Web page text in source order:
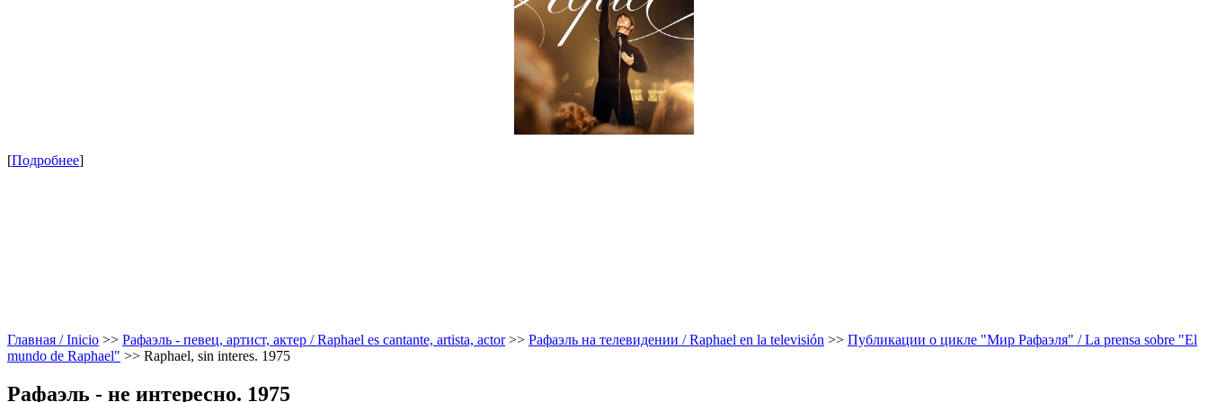
[Подробнее]
Главная / Inicio >> Рафаэль - певец, артист, актер / Raphael es cantante, artista, actor>> Рафаэль на телевидении / Raphael en la televisión >> Публикации о цикле "Мир Рафаэля" / La prensa sobre "El
mundo de Raphael" >> Raphael, sin interes. 1975
Рафаэль - не интересно. 1975